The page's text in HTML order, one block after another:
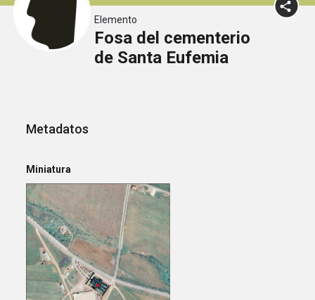
Elemento
Fosa del cementerio
de Santa Eufemia
Metadatos
Miniatura